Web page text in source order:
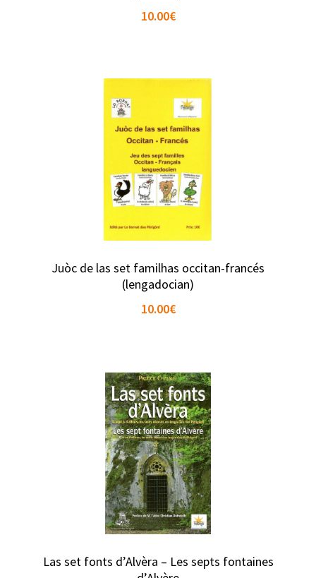
10.00€
Juòc de las set familhas occitan-francés
(lengadocian)
10.00€
Las set fonts d’Alvèra – Les septs fontaines